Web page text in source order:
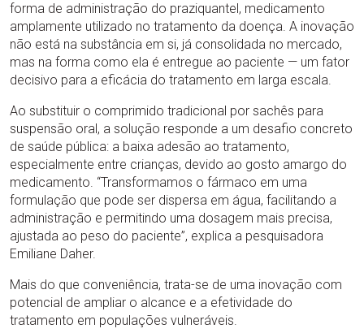
forma de administração do praziquantel, medicamento
amplamente utilizado no tratamento da doença. A inovação
não está na substância em si, já consolidada no mercado,
mas na forma como ela é entregue ao paciente — um fator
decisivo para a eficácia do tratamento em larga escala.
Ao substituir o comprimido tradicional por sachês para
suspensão oral, a solução responde a um desafio concreto
de saúde pública: a baixa adesão ao tratamento,
especialmente entre crianças, devido ao gosto amargo do
medicamento. “Transformamos o fármaco em uma
formulação que pode ser dispersa em água, facilitando a
administração e permitindo uma dosagem mais precisa,
ajustada ao peso do paciente”, explica a pesquisadora
Emiliane Daher.
Mais do que conveniência, trata-se de uma inovação com
potencial de ampliar o alcance e a efetividade do
tratamento em populações vulneráveis.